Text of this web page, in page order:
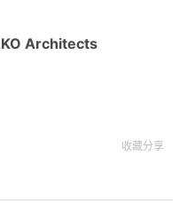
Architects
收藏分享